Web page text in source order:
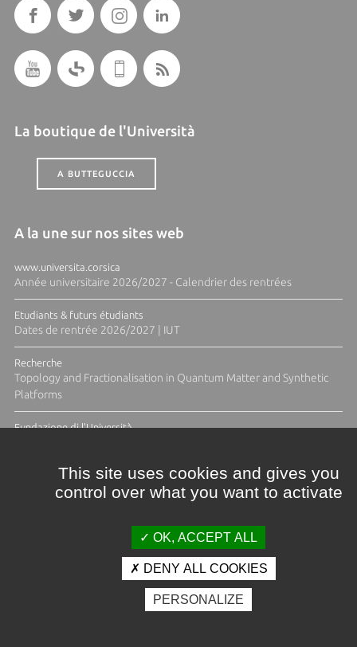
La boutique de l'Università
A BUTTEGUCCIA
A la une sur nos sites web
www.universita.corsica
Année universitaire 2026/2027 - Calendrier des rentrées
Etudiants & futurs étudiants
Dates de rentrée 2026/2027 | IUT
Recherche
Topology and Fractionalisation in Quantum Matter and Synthetic
Platforms
Fundazione di l'Università
Crédits et mentions légales
Espace presse
Photothèque
This site uses cookies and gives you
control over what you want to activate
OK, ACCEPT ALL
DENY ALL COOKIES
PERSONALIZE